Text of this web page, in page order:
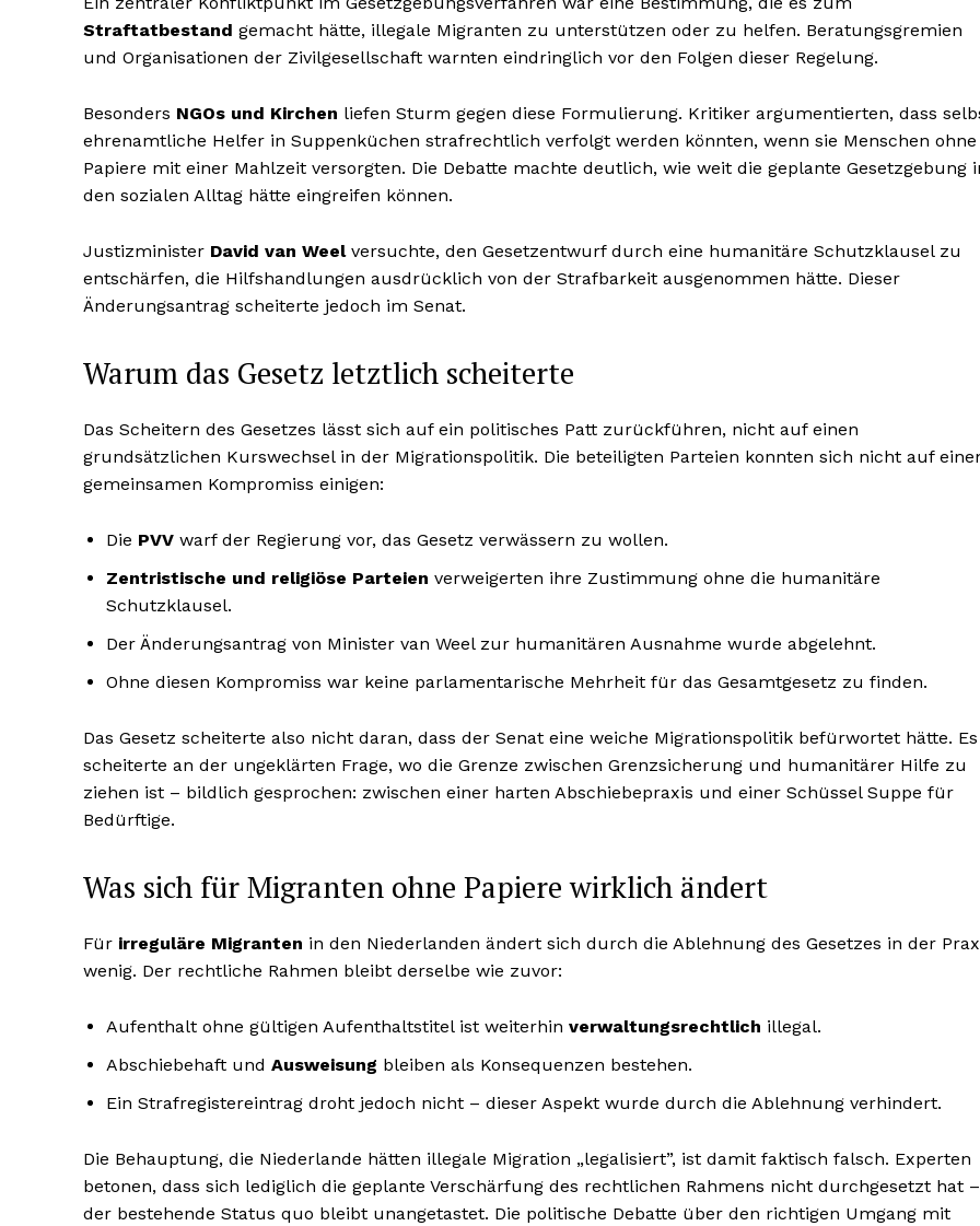
Straftatbestand gemacht hätte, illegale Migranten zu unterstützen oder zu helfen. Beratungsgremien
und Organisationen der Zivilgesellschaft warnten eindringlich vor den Folgen dieser Regelung.
Besonders NGOs und Kirchen liefen Sturm gegen diese Formulierung. Kritiker argumentierten, dass
ehrenamtliche Helfer in Suppenküchen strafrechtlich verfolgt werden könnten, wenn sie Menschen ohne
Papiere mit einer Mahlzeit versorgten. Die Debatte machte deutlich, wie weit die geplante Gesetzgebung
den sozialen Alltag hätte eingreifen können.
Justizminister David van Weelversuchte, den Gesetzentwurf durch eine humanitäre Schutzklausel zu
entschärfen, die Hilfshandlungen ausdrücklich von der Strafbarkeit ausgenommen hätte. Dieser
Änderungsantrag scheiterte jedoch im Senat.
Warum das Gesetz letztlich scheiterte
Das Scheitern des Gesetzes lässt sich auf ein politisches Patt zurückführen, nicht auf einen
grundsätzlichen Kurswechsel in der Migrationspolitik. Die beteiligten Parteien konnten sich nicht auf
gemeinsamen Kompromiss einigen:
Die PVV warf der Regierung vor, das Gesetz verwässern zu wollen.
Zentristische und religiöse Parteien verweigerten ihre Zustimmung ohne die humanitäre
Schutzklausel.
Der Änderungsantrag von Minister van Weel zur humanitären Ausnahme wurde abgelehnt.
Ohne diesen Kompromiss war keine parlamentarische Mehrheit für das Gesamtgesetz zu finden.
Das Gesetz scheiterte also nicht daran, dass der Senat eine weiche Migrationspolitik befürwortet hätte. Es
scheiterte an der ungeklärten Frage, wo die Grenze zwischen Grenzsicherung und humanitärer Hilfe zu
ziehen ist – bildlich gesprochen: zwischen einer harten Abschiebepraxis und einer Schüssel Suppe für
Bedürftige.
Was sich für Migranten ohne Papiere wirklich ändert
Für irreguläre Migranten in den Niederlanden ändert sich durch die Ablehnung des Gesetzes in der
wenig. Der rechtliche Rahmen bleibt derselbe wie zuvor:
Aufenthalt ohne gültigen Aufenthaltstitel ist weiterhin verwaltungsrechtlich illegal.
Abschiebehaft und Ausweisung bleiben als Konsequenzen bestehen.
Ein Strafregistereintrag droht jedoch nicht – dieser Aspekt wurde durch die Ablehnung verhindert.
Die Behauptung, die Niederlande hätten illegale Migration „legalisiert”, ist damit faktisch falsch. Experten
betonen, dass sich lediglich die geplante Verschärfung des rechtlichen Rahmens nicht durchgesetzt hat –
der bestehende Status quo bleibt unangetastet. Die politische Debatte über den richtigen Umgang mit